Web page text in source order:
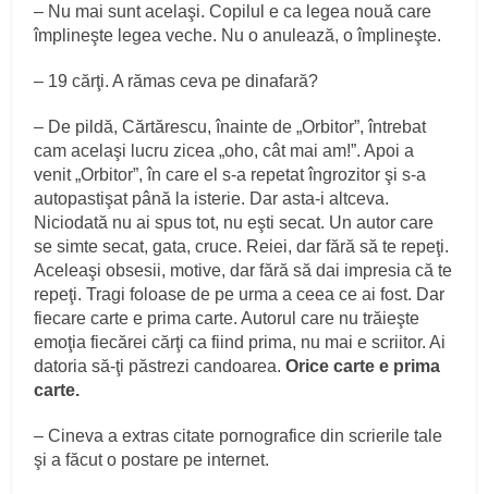
– Nu mai sunt acelaşi. Copilul e ca legea nouă care
împlineşte legea veche. Nu o anulează, o împlineşte.
– 19 cărţi. A rămas ceva pe dinafară?
– De pildă, Cărtărescu, înainte de „Orbitor”, întrebat
cam acelaşi lucru zicea „oho, cât mai am!”. Apoi a
venit „Orbitor”, în care el s-a repetat îngrozitor şi s-a
autopastişat până la isterie. Dar asta-i altceva.
Niciodată nu ai spus tot, nu eşti secat. Un autor care
se simte secat, gata, cruce. Reiei, dar fără să te repeţi.
Aceleaşi obsesii, motive, dar fără să dai impresia că te
repeţi. Tragi foloase de pe urma a ceea ce ai fost. Dar
fiecare carte e prima carte. Autorul care nu trăieşte
emoţia fiecărei cărţi ca fiind prima, nu mai e scriitor. Ai
datoria să-ţi păstrezi candoarea.Orice carte e prima
carte.
– Cineva a extras citate pornografice din scrierile tale
şi a făcut o postare pe internet.